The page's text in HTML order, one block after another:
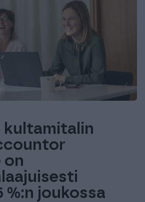
kultamitalin
on
%:n joukossa